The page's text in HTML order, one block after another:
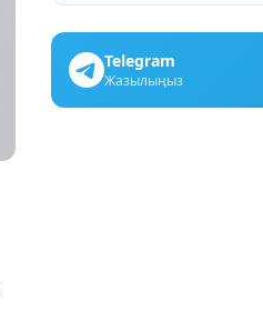
Telegram
Жазылыңыз